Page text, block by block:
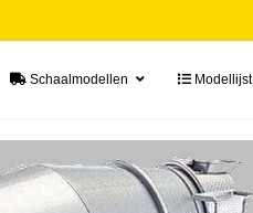
Schaalmodellen Modellijst